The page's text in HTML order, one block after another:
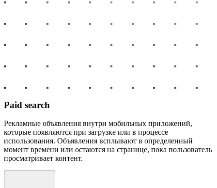
Paid search
Рекламные объявления внутри мобильных приложений,
которые появляются при загрузке или в процессе
использования. Объявления всплывают в определенный
момент времени или остаются на странице, пока пользователь
просматривает контент.